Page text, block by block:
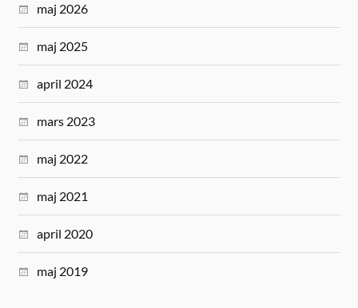
maj 2026
maj 2025
april 2024
mars 2023
maj 2022
maj 2021
april 2020
maj 2019